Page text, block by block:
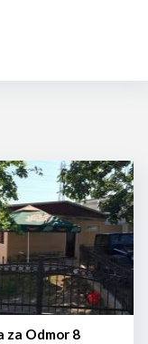
za Odmor 8